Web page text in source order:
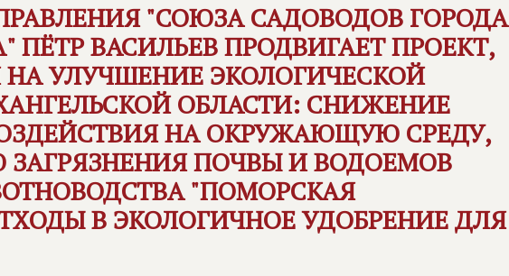
"СОЮЗА САДОВОДОВ ГОРОДА
ПЁТР ВАСИЛЬЕВ ПРОДВИГАЕТ ПРОЕКТ,
УЛУЧШЕНИЕ ЭКОЛОГИЧЕСКОЙ
ОБЛАСТИ: СНИЖЕНИЕ
НА ОКРУЖАЮЩУЮ СРЕДУ,
ПОЧВЫ И ВОДОЕМОВ
"ПОМОРСКАЯ
В ЭКОЛОГИЧНОЕ УДОБРЕНИЕ ДЛЯ